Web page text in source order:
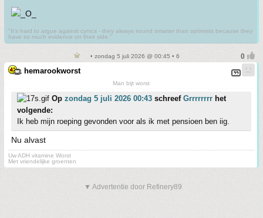
"It's hard to argue against cynics - they always sound smarter than optimists because they
have so much evidence on their side."
• zondag 5 juli 2026 @ 00:45 • 6
hemarookworst
Man bijt worst
Op zondag 5 juli 2026 00:43 schreef Grrrrrrrr het
volgende:
Ik heb mijn roeping gevonden voor als ik met pensioen ben iig.
Nu alvast
Uw ADH vitamine Worst
Met vriendelijke groenten
▼ Advertentie door Refinery89